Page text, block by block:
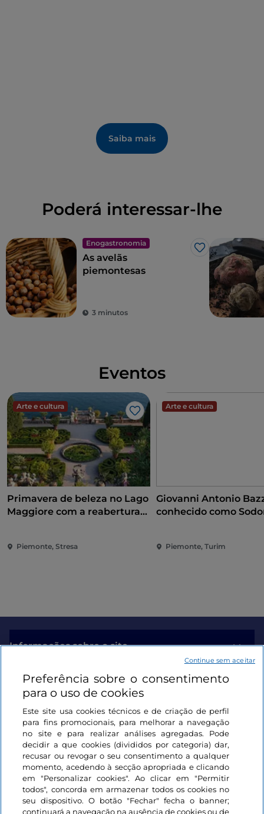
Saiba mais
Poderá interessar-lhe
Enogastronomia
Gosto
As avelãs
piemontesas
3 minutos
Eventos
Arte e cultura
Gosto
Primavera de beleza no Lago
Maggiore com a reabertura
Piemonte, Stresa
Arte e cultura
Giovanni Antonio
conhecido como
Piemonte, Turim
Informações sobre o site
Ligações úteis
Iniciar sessão
Mantenha-se em contacto
Preferência sobre o consentimento
para o uso de cookies
Este site usa cookies técnicos e de criação de perfil
para fins promocionais, para melhorar a navegação
no site e para realizar análises agregadas. Pode
decidir a que cookies (divididos por categoria) dar,
recusar ou revogar o seu consentimento a qualquer
momento, acedendo à secção apropriada e clicando
em "Personalizar cookies". Ao clicar em "Permitir
todos", concorda em armazenar todos os cookies no
seu dispositivo. O botão "Fechar" fecha o banner;
continuará a navegação na ausência de cookies ou de
Continue sem aceitar